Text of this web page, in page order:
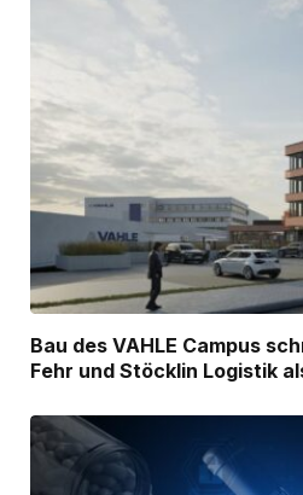
Bau des VAHLE Campus
Fehr und Stöcklin Logistik